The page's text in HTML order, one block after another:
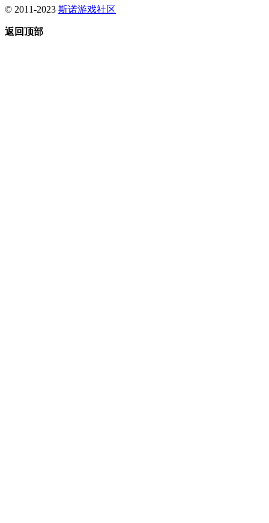
© 2011-2023 斯诺游戏社区
返回顶部